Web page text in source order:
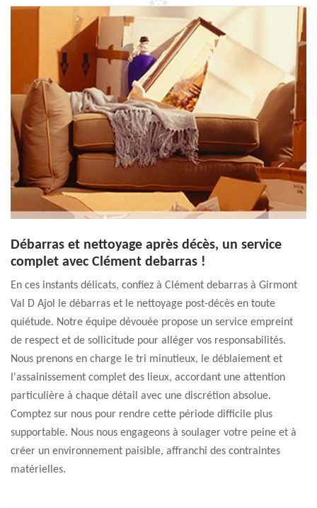
Débarras et nettoyage après décès, un service
complet avec Clément debarras !
En ces instants délicats, confiez à Clément debarras à Girmont
Val D Ajol le débarras et le nettoyage post-décès en toute
quiétude. Notre équipe dévouée propose un service empreint
de respect et de sollicitude pour alléger vos responsabilités.
Nous prenons en charge le tri minutieux, le déblaiement et
l'assainissement complet des lieux, accordant une attention
particulière à chaque détail avec une discrétion absolue.
Comptez sur nous pour rendre cette période difficile plus
supportable. Nous nous engageons à soulager votre peine et à
créer un environnement paisible, affranchi des contraintes
matérielles.